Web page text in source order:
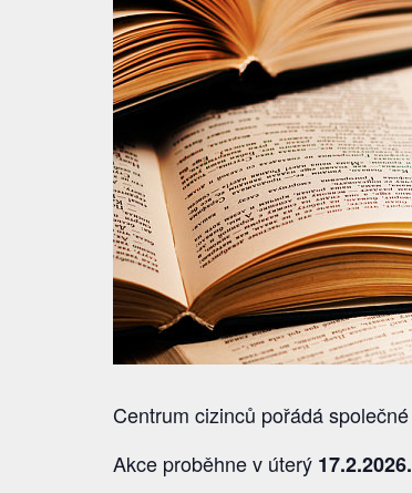
Centrum cizinců pořádá společné
Akce proběhne v úterý 17.2.2026.